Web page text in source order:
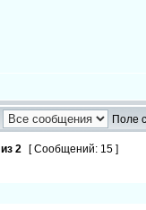
Поле
из 2 [ Сообщений: 15 ]